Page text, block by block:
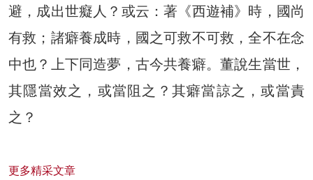
避，成出世癡人？或云：著《西遊補》時，國尚
有救；諸癖養成時，國之可救不可救，全不在念
中也？上下同造夢，古今共養癖。董說生當世，
其隱當效之，或當阻之？其癖當諒之，或當責
之？
更多精采文章